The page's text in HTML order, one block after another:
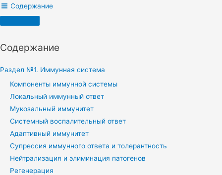
Содержание
Содержание
Раздел №1. Иммунная система
Компоненты иммунной системы
Локальный иммунный ответ
Мукозальный иммунитет
Системный воспалительный ответ
Адаптивный иммунитет
Супрессия иммунного ответа и толерантность
Нейтрализация и элиминация патогенов
Регенерация